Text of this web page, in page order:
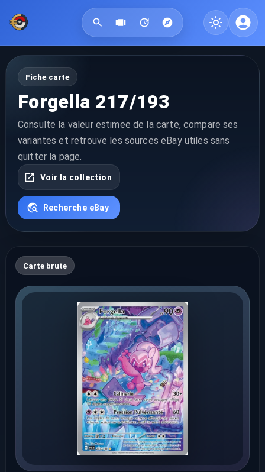
Fiche carte
Forgella 217/193
Consulte la valeur estimee de la carte, compare ses
variantes et retrouve les sources eBay utiles sans
quitter la page.
Voir la collection
Recherche eBay
Carte brute